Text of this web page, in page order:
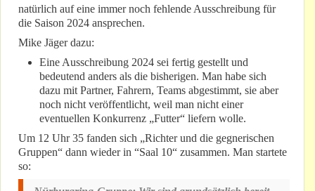
natürlich auf eine immer noch fehlende Ausschreibung für
die Saison 2024 ansprechen.
Mike Jäger dazu:
Eine Ausschreibung 2024 sei fertig gestellt und
bedeutend anders als die bisherigen. Man habe sich
dazu mit Partner, Fahrern, Teams abgestimmt, sie aber
noch nicht veröffentlicht, weil man nicht einer
eventuellen Konkurrenz „Futter“ liefern wolle.
Um 12 Uhr 35 fanden sich „Richter und die gegnerischen
Gruppen“ dann wieder in “Saal 10“ zusammen. Man startete
so: